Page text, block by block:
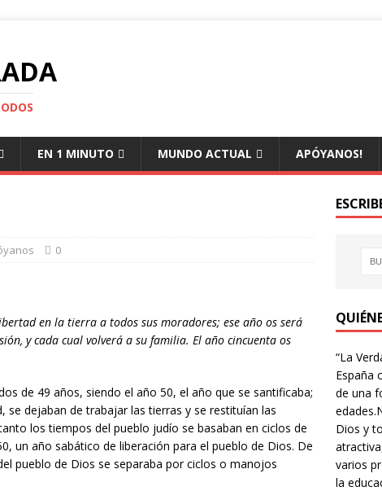
EN 1 MINUTO MUNDO ACTUAL APÓYANOS!
0
en la tierra a todos sus moradores; ese año os será
y cada cual volverá a su familia. El año cincuenta os
de 49 años, siendo el año 50, el año que se santificaba;
se dejaban de trabajar las tierras y se restituían las
los tiempos del pueblo judío se basaban en ciclos de
un año sabático de liberación para el pueblo de Dios. De
pueblo de Dios se separaba por ciclos o manojos
“La
España
de una
Dios y
varios
la